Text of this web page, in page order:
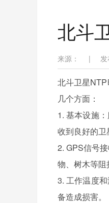
北斗
来源： |
北斗卫星
几个方面：
1. 基本设施
收到良好的卫
2. GPS信号
物、树木等阻
3. 工作温度
备造成损害。